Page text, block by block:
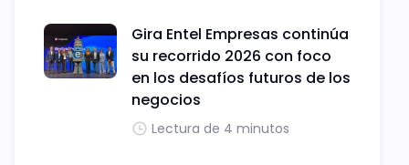
Gira Entel Empresas continúa
su recorrido 2026 con foco
en los desafíos futuros de los
negocios
Lectura de 4 minutos